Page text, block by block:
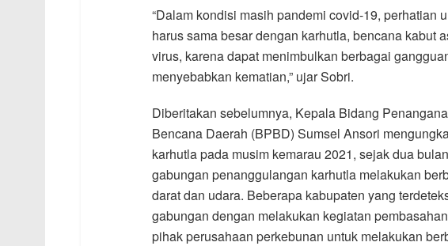
“Dalam kondisi masih pandemi covid-19, perhatian
harus sama besar dengan karhutla, bencana kabut
virus, karena dapat menimbulkan berbagai
menyebabkan kematian,” ujar Sobri.
Diberitakan sebelumnya, Kepala Bidang
Bencana Daerah (BPBD) Sumsel Ansori
karhutla pada musim kemarau 2021, sejak dua
gabungan penanggulangan karhutla melakukan
darat dan udara. Beberapa kabupaten yang
gabungan dengan melakukan kegiatan
pihak perusahaan perkebunan untuk melakukan